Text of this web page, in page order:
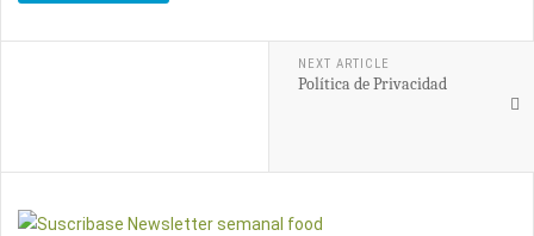
NEXT ARTICLE
Política de Privacidad